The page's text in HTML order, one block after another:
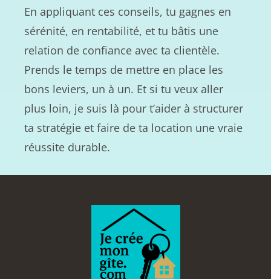
En appliquant ces conseils, tu gagnes en
sérénité, en rentabilité, et tu bâtis une
relation de confiance avec ta clientèle.
Prends le temps de mettre en place les
bons leviers, un à un. Et si tu veux aller
plus loin, je suis là pour t’aider à structurer
ta stratégie et faire de ta location une vraie
réussite durable.